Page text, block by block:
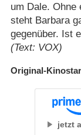
um Dale. Ohne
steht Barbara
gegenüber. Ist
(Text: VOX)
Original-
jetzt